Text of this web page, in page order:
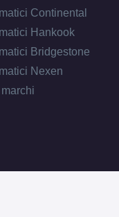
Continental
Hankook
Bridgestone
Nexen